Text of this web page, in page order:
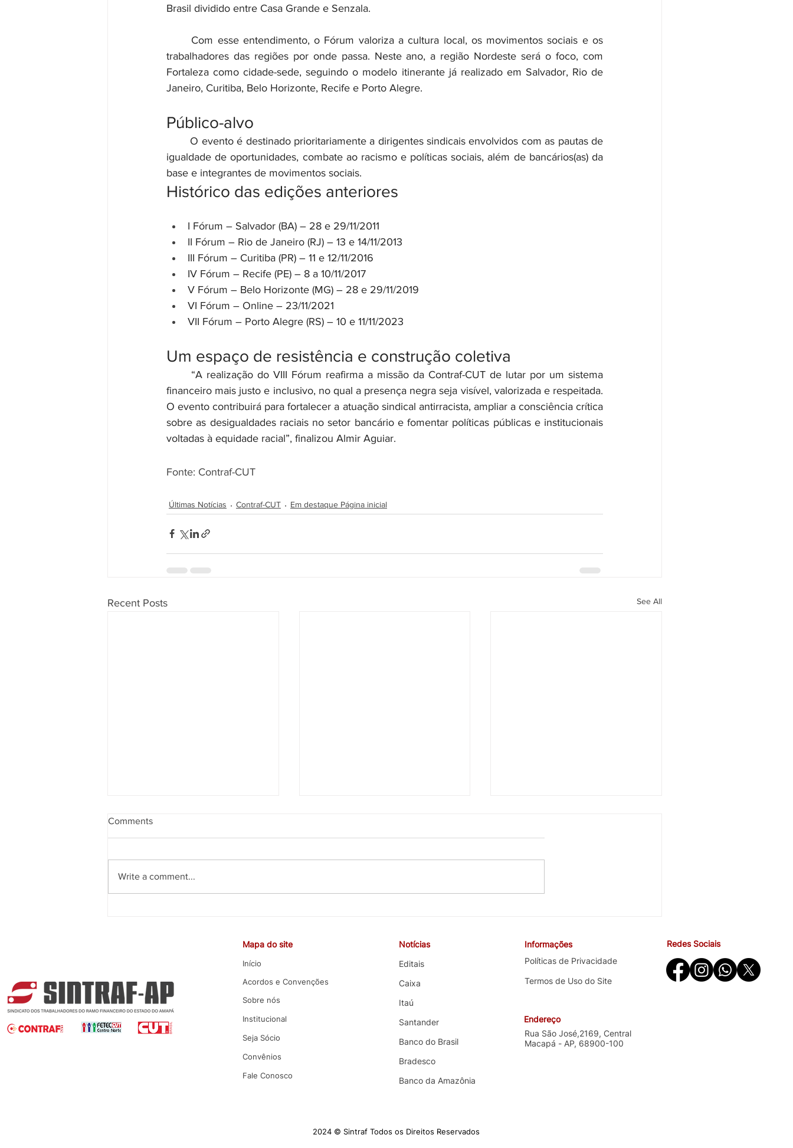
Brasil dividido entre Casa Grande e Senzala.
Com esse entendimento, o Fórum valoriza a cultura local, os movimentos sociais e os
trabalhadores das regiões por onde passa. Neste ano, a região Nordeste será o foco, com
Fortaleza como cidade-sede, seguindo o modelo itinerante já realizado em Salvador, Rio de
Janeiro, Curitiba, Belo Horizonte, Recife e Porto Alegre.
Público-alvo
igualdade de oportunidades, combate ao racismo e políticas sociais, além de bancários(as) da
base e integrantes de movimentos sociais.
Histórico das edições anteriores
I Fórum – Salvador (BA) – 28 e 29/11/2011
II Fórum – Rio de Janeiro (RJ) – 13 e 14/11/2013
III Fórum – Curitiba (PR) – 11 e 12/11/2016
IV Fórum – Recife (PE) – 8 a 10/11/2017
V Fórum – Belo Horizonte (MG) – 28 e 29/11/2019
VI Fórum – Online – 23/11/2021
VII Fórum – Porto Alegre (RS) – 10 e 11/11/2023
Um espaço de resistência e construção coletiva
financeiro mais justo e inclusivo, no qual a presença negra seja visível, valorizada e respeitada.
O evento contribuirá para fortalecer a atuação sindical antirracista, ampliar a consciência crítica
sobre as desigualdades raciais no setor bancário e fomentar políticas públicas e institucionais
voltadas à equidade racial”, finalizou Almir Aguiar.
Fonte: Contraf-CUT
Últimas Notícias Contraf-CUT Em destaque Página inicial
Recent Posts See All
de trabalho em negociação
com o Banco do Brasil
com o Santander
Comments
Write a comment...
Mapa do site
Início
Acordos e Convenções
Sobre nós
Institucional
Seja Sócio
Convênios
Fale Conosco
Notícias
Editais
Caixa
Itaú
Santander
Banco do Brasil
Bradesco
Banco da Amazônia
Informações
Políticas de Privacidade
Termos de Uso do Site
Redes Sociais
Endereço
Rua São José,2169, Central
Macapá - AP, 68900-100
2024 © Sintraf Todos os Direitos Reservados